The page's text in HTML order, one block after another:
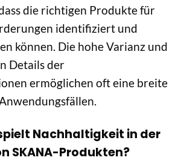
die richtigen Produkte für
identifiziert und
können. Die hohe Varianz und
Details der
ermöglichen oft eine breite
Nachhaltigkeit in der
SKANA-Produkten?